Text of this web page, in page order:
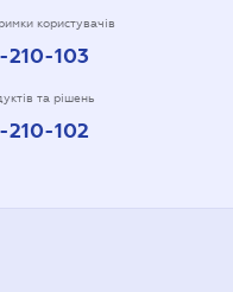
користувачів
103
та рішень
102